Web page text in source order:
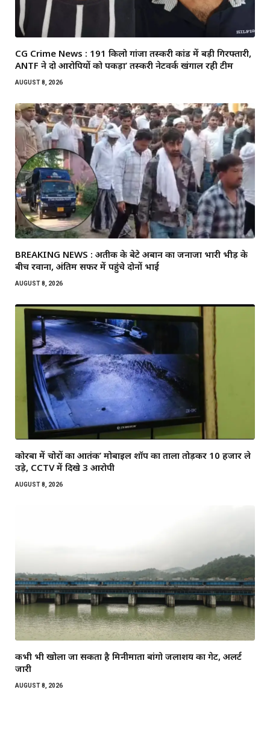
CG Crime News : 191 किलो गांजा तस्करी कांड में बड़ी गिरफ्तारी,
ANTF ने दो आरोपियों को पकड़ा’ तस्करी नेटवर्क खंगाल रही टीम
AUGUST 8, 2026
BREAKING NEWS : अतीक के बेटे अबान का जनाजा भारी भीड़ के
बीच रवाना, अंतिम सफर में पहुंचे दोनों भाई
AUGUST 8, 2026
कोरबा में चोरों का आतंक’ मोबाइल शॉप का ताला तोड़कर ₹10 हजार ले
उड़े, CCTV में दिखे 3 आरोपी
AUGUST 8, 2026
कभी भी खोला जा सकता है मिनीमाता बांगो जलाशय का गेट, अलर्ट
जारी
AUGUST 8, 2026